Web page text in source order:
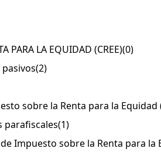
PARA LA EQUIDAD (CREE)(0)
(2)
sobre la Renta para la Equidad
parafiscales(1)
Impuesto sobre la Renta para la